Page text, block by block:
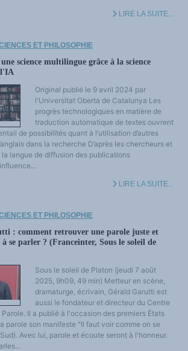
LIRE LA SUITE...
ET PHILOSOPHIE
science multilingue grâce à la science
l'IA
Original publié le 9 avril 2024 par
l'Universitat Oberta de Catalunya Les
progrès technologiques en matière de
traduction automatique de textes ouvrent
de possibilités quant à l’utilisation d’autres
dans la recherche D’après les chercheurs et
langue de diffusion des publications
LIRE LA SUITE...
ET PHILOSOPHIE
: comment retrouver une parole juste et
se parler ? (Franceinter, Sous le soleil de
Sous le soleil de Platon (jeudi 7 août
2025, 9h09, 49 min) Metteur en scène,
dramaturge, écrivain, Gérald Garutti est
aussi le fondateur et directeur du Centre
Il a publié à l'occasion des premiers États
parole son manifeste "Il faut voir comme on se
Avec lui, parole et écoute seront à l'honneur.